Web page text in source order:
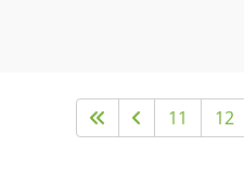
11 12